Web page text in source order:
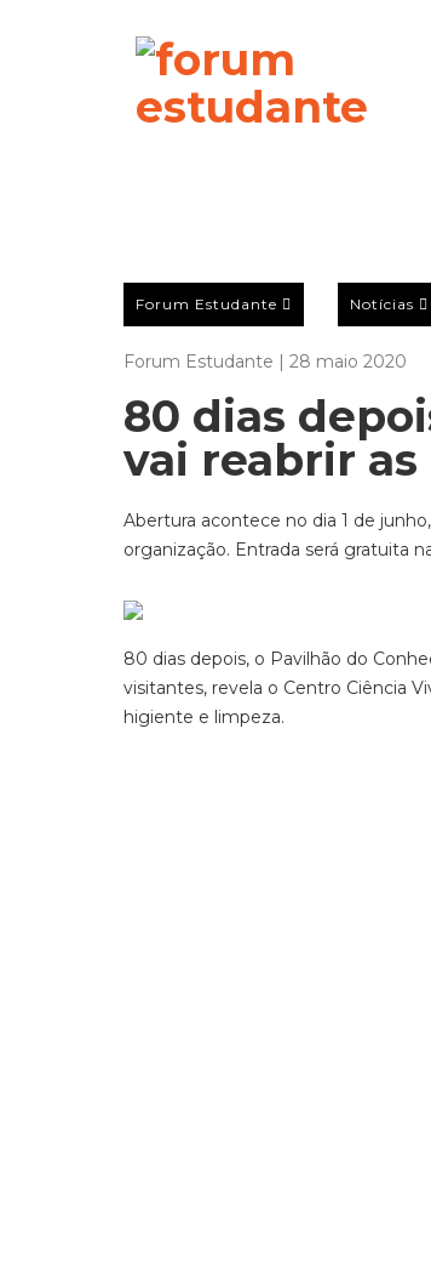
Forum Estudante Notícias
Forum Estudante | 28 maio 2020
80 dias
vai reabrir
Abertura acontece no dia 1 de
organização. Entrada será gratuita
80 dias depois, o Pavilhão do
visitantes, revela o Centro Ciência
higiente e limpeza.